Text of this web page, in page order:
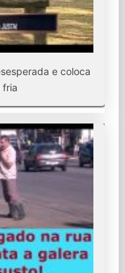
e coloca
fria